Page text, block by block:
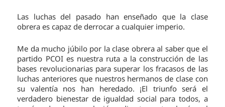
Las luchas del pasado han enseñado que la clase
obrera es capaz de derrocar a cualquier imperio.
Me da mucho júbilo por la clase obrera al saber que el
partido PCOI es nuestra ruta a la construcción de las
bases revolucionarias para superar los fracasos de las
luchas anteriores que nuestros hermanos de clase con
su valentía nos han heredado. ¡El triunfo será el
verdadero bienestar de igualdad social para todos, a